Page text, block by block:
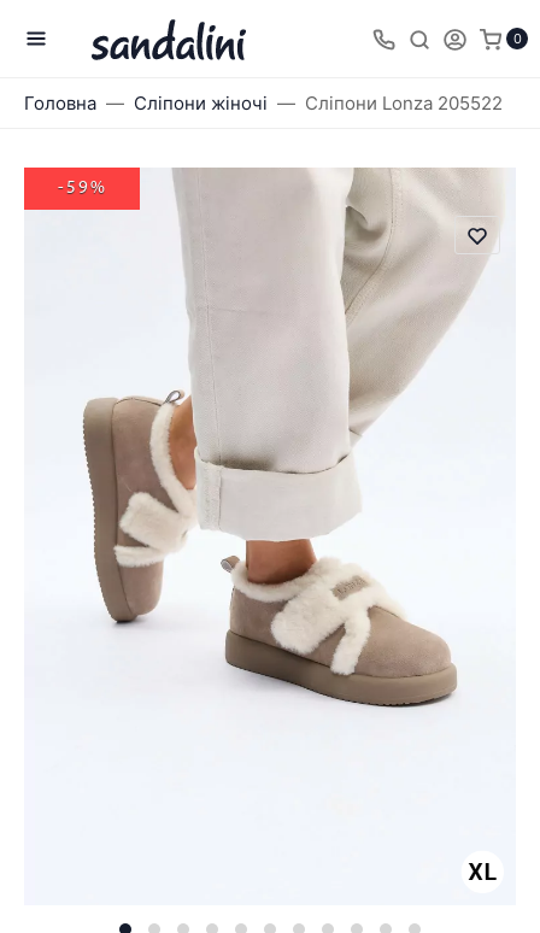
0
Головна Сліпони жіночі Сліпони Lonza 205522
-59%